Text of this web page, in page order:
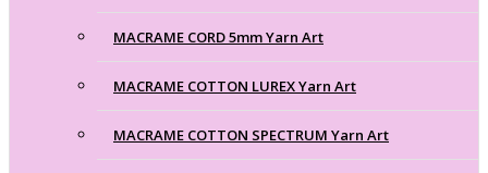
MACRAME CORD 5mm Yarn Art
MACRAME COTTON LUREX Yarn Art
MACRAME COTTON SPECTRUM Yarn Art